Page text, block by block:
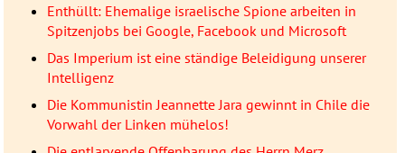
Enthüllt: Ehemalige israelische Spione arbeiten in
Spitzenjobs bei Google, Facebook und Microsoft
Das Imperium ist eine ständige Beleidigung unserer
Intelligenz
Die Kommunistin Jeannette Jara gewinnt in Chile die
Vorwahl der Linken mühelos!